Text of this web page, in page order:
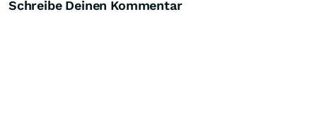
Schreibe Deinen Kommentar